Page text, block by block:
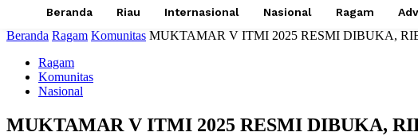
Beranda Riau Internasional Nasional Ragam
Beranda Ragam Komunitas MUKTAMAR V ITMI 2025 RESMI DIBUKA,
Ragam
Komunitas
Nasional
MUKTAMAR V ITMI 2025 RESMI DIBUKA,